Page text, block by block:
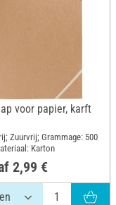
voor papier, karft
Zuurvrij; Grammage: 500
Karton
2,99 €